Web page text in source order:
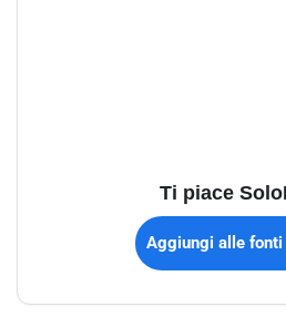
Ti piace
Aggiungi alle